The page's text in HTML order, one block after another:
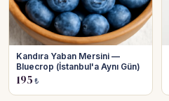
Kandıra Yaban Mersini —
Bluecrop (İstanbul'a Aynı Gün)
195 ₺